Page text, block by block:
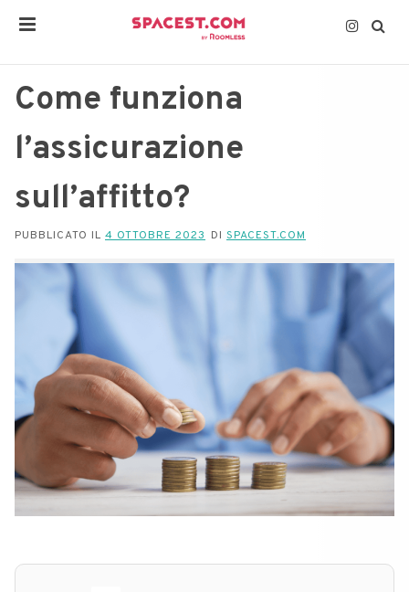
Come funziona
l’assicurazione
sull’affitto?
PUBBLICATO IL 4 OTTOBRE 2023 DI SPACEST.COM